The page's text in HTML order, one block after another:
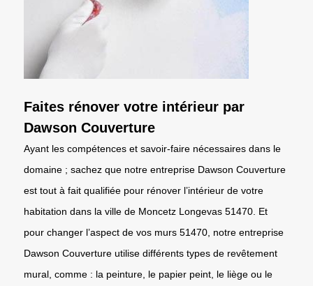
Faites rénover votre intérieur par
Dawson Couverture
Ayant les compétences et savoir-faire nécessaires dans le
domaine ; sachez que notre entreprise Dawson Couverture
est tout à fait qualifiée pour rénover l’intérieur de votre
habitation dans la ville de Moncetz Longevas 51470. Et
pour changer l’aspect de vos murs 51470, notre entreprise
Dawson Couverture utilise différents types de revêtement
mural, comme : la peinture, le papier peint, le liège ou le